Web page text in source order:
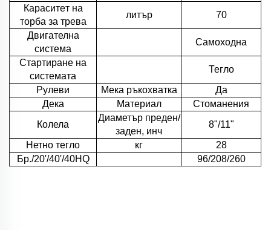
Кapacитeт на
торбa за трева
литър
70
Двигателна
система
Самоходна
Стартиране на
системата
Тегло
Рулеви
Мека ръкохватка
Да
Дека
Материал
Стоманения
Колела
Диаметър преден/
заден, инч
8"/11"
Нетно тегло
кг
28
Бр./20'/40'/40HQ
96/208/260